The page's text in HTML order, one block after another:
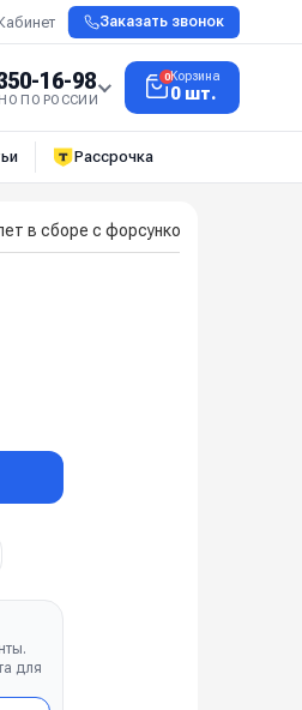
Заказать звонок
16-98
ПО РОССИИ
0Корзина
0 шт.
Рассрочка
в сборе с форсункой курок RL
для